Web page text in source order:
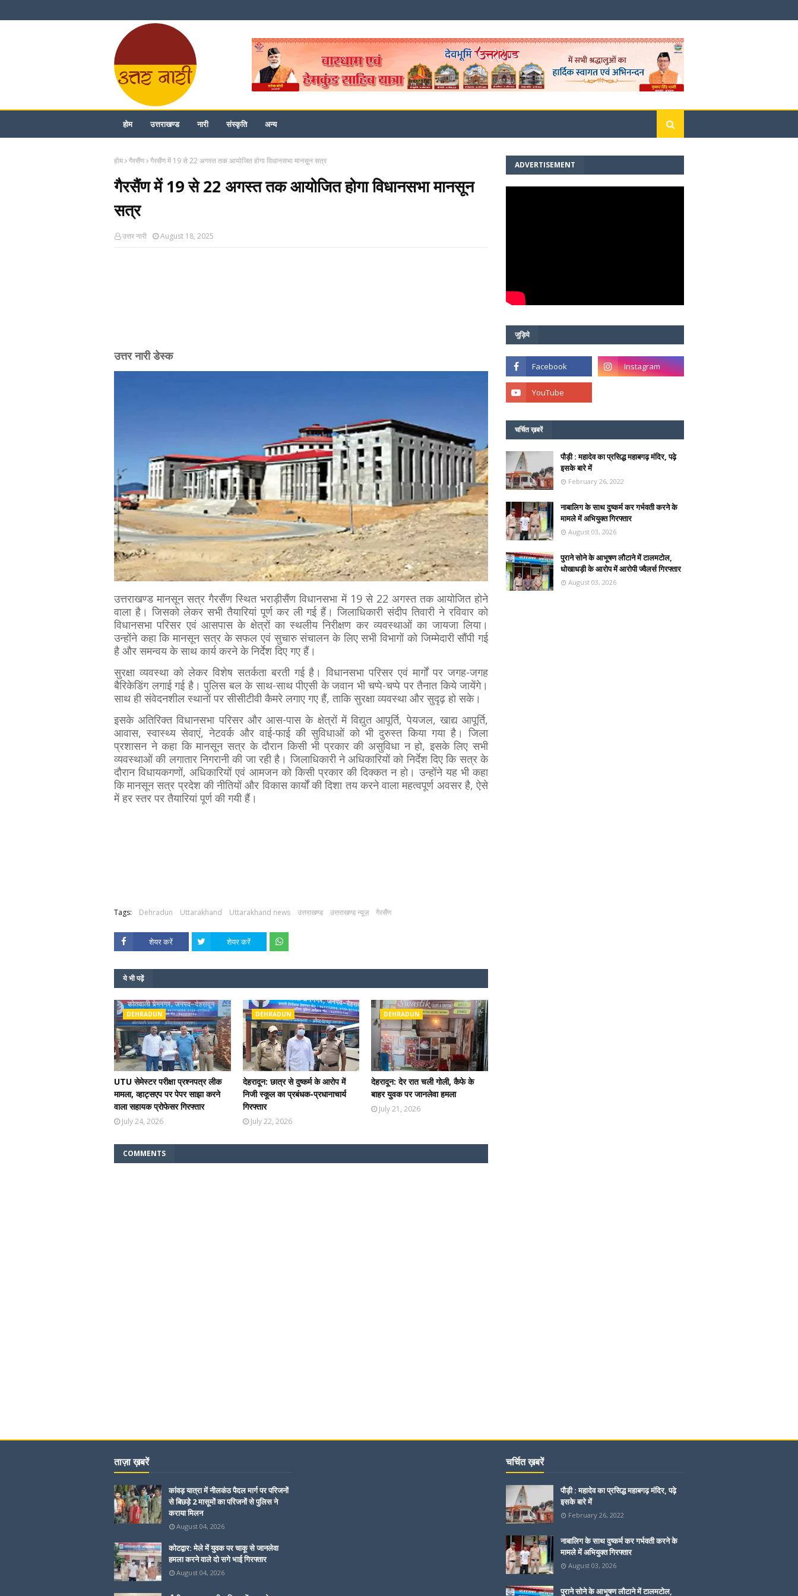
होम उत्तराखण्ड नारी संस्कृति अन्य
होम गैरसैंण गैरसैंण में 19 से 22 अगस्त तक आयोजित होगा विधानसभा मानसून सत्र
गैरसैंण में 19 से 22 अगस्त तक आयोजित होगा विधानसभा मानसून
सत्र
उत्तर नारी August 18, 2025
उत्तर नारी डेस्क
उत्तराखण्ड मानसून सत्र गैरसैंण स्थित भराड़ीसैंण विधानसभा में 19 से 22 अगस्त तक आयोजित होने
वाला है। जिसको लेकर सभी तैयारियां पूर्ण कर ली गई हैं। जिलाधिकारी संदीप तिवारी ने रविवार को
विधानसभा परिसर एवं आसपास के क्षेत्रों का स्थलीय निरीक्षण कर व्यवस्थाओं का जायजा लिया।
उन्होंने कहा कि मानसून सत्र के सफल एवं सुचारु संचालन के लिए सभी विभागों को जिम्मेदारी सौंपी गई
है और समन्वय के साथ कार्य करने के निर्देश दिए गए हैं।
सुरक्षा व्यवस्था को लेकर विशेष सतर्कता बरती गई है। विधानसभा परिसर एवं मार्गों पर जगह-जगह
बैरिकेडिंग लगाई गई है। पुलिस बल के साथ-साथ पीएसी के जवान भी चप्पे-चप्पे पर तैनात किये जायेंगे।
साथ ही संवेदनशील स्थानों पर सीसीटीवी कैमरे लगाए गए हैं, ताकि सुरक्षा व्यवस्था और सुदृढ़ हो सके।
इसके अतिरिक्त विधानसभा परिसर और आस-पास के क्षेत्रों में विद्युत आपूर्ति, पेयजल, खाद्य आपूर्ति,
आवास, स्वास्थ्य सेवाएं, नेटवर्क और वाई-फाई की सुविधाओं को भी दुरुस्त किया गया है। जिला
प्रशासन ने कहा कि मानसून सत्र के दौरान किसी भी प्रकार की असुविधा न हो, इसके लिए सभी
व्यवस्थाओं की लगातार निगरानी की जा रही है। जिलाधिकारी ने अधिकारियों को निर्देश दिए कि सत्र के
दौरान विधायकगणों, अधिकारियों एवं आमजन को किसी प्रकार की दिक्कत न हो। उन्होंने यह भी कहा
कि मानसून सत्र प्रदेश की नीतियों और विकास कार्यों की दिशा तय करने वाला महत्वपूर्ण अवसर है, ऐसे
में हर स्तर पर तैयारियां पूर्ण की गयी हैं।
Tags: Dehradun Uttarakhand Uttarakhand news उत्तराखण्ड उत्तराखण्ड न्यूज़ गैरसैंण
शेयर करें शेयर करें
ये भी पढ़ें
DEHRADUN
UTU सेमेस्टर परीक्षा प्रश्नपत्र लीक
मामला, व्हाट्सएप पर पेपर साझा करने
वाला सहायक प्रोफेसर गिरफ्तार
July 24, 2026
DEHRADUN
देहरादून: छात्र से दुष्कर्म के आरोप में
निजी स्कूल का प्रबंधक-प्रधानाचार्य
गिरफ्तार
July 22, 2026
DEHRADUN
देहरादून: देर रात चली गोली, कैफे के
बाहर युवक पर जानलेवा हमला
July 21, 2026
COMMENTS
ADVERTISEMENT
जुड़िये
चर्चित ख़बरें
पौड़ी : महादेव का प्रसिद्ध महाबगढ़ मंदिर, पढ़े
इसके बारे में
February 26, 2022
नाबालिग के साथ दुष्कर्म कर गर्भवती करने के
मामले में अभियुक्त गिरफ्तार
August 03, 2026
पुराने सोने के आभूषण लौटाने में टालमटोल,
धोखाधड़ी के आरोप में आरोपी ज्वैलर्स गिरफ्तार
August 03, 2026
ताज़ा ख़बरें
कांवड़ यात्रा में नीलकंठ पैदल मार्ग पर परिजनों
से बिछड़े 2 मासूमों का परिजनों से पुलिस ने
कराया मिलन
August 04, 2026
कोटद्वार: मेले में युवक पर चाकू से जानलेवा
हमला करने वाले दो सगे भाई गिरफ्तार
August 04, 2026
चर्चित ख़बरें
पौड़ी : महादेव का प्रसिद्ध महाबगढ़ मंदिर, पढ़े
इसके बारे में
February 26, 2022
नाबालिग के साथ दुष्कर्म कर गर्भवती करने के
मामले में अभियुक्त गिरफ्तार
August 03, 2026
पुराने सोने के आभूषण लौटाने में टालमटोल,